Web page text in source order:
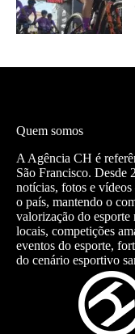
Quem somos
A Agência CH é
São Francisco.
notícias, fotos e
o país, mantendo o
valorização do esporte
locais, competições
eventos do esporte,
do cenário esportivo